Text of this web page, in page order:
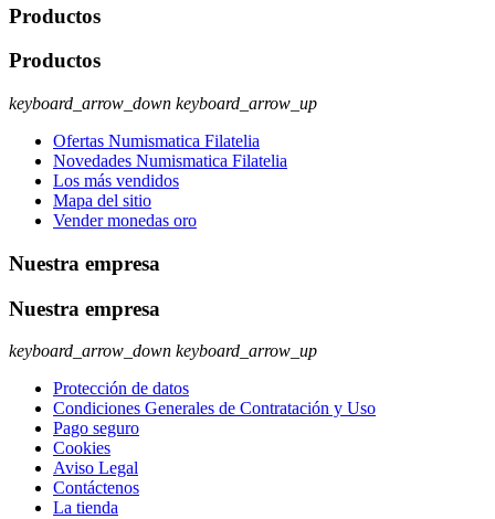
Productos
Productos
keyboard_arrow_down keyboard_arrow_up
Ofertas Numismatica Filatelia
Novedades Numismatica Filatelia
Los más vendidos
Mapa del sitio
Vender monedas oro
Nuestra empresa
Nuestra empresa
keyboard_arrow_down keyboard_arrow_up
Protección de datos
Condiciones Generales de Contratación y Uso
Pago seguro
Cookies
Aviso Legal
Contáctenos
La tienda